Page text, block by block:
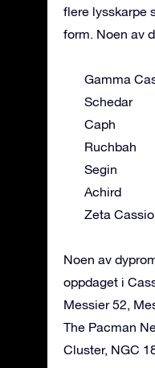
flere lysskarpe
form. Noen av
Gamma
Schedar
Caph
Ruchbah
Segin
Achird
Zeta
Noen av
oppdaget i
Messier 52,
The Pacman
Cluster, NGC